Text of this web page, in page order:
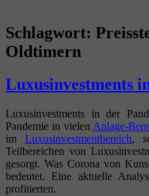
Schlagwort:
Oldtimern
Luxusinvestments
Luxusinvestments in der
Pandemie in vielen Anlage-
imLuxusinvestmentbereich,
Teilbereichen von
gesorgt. Was Corona von
bedeutet. Eine aktuelle
profitierten.